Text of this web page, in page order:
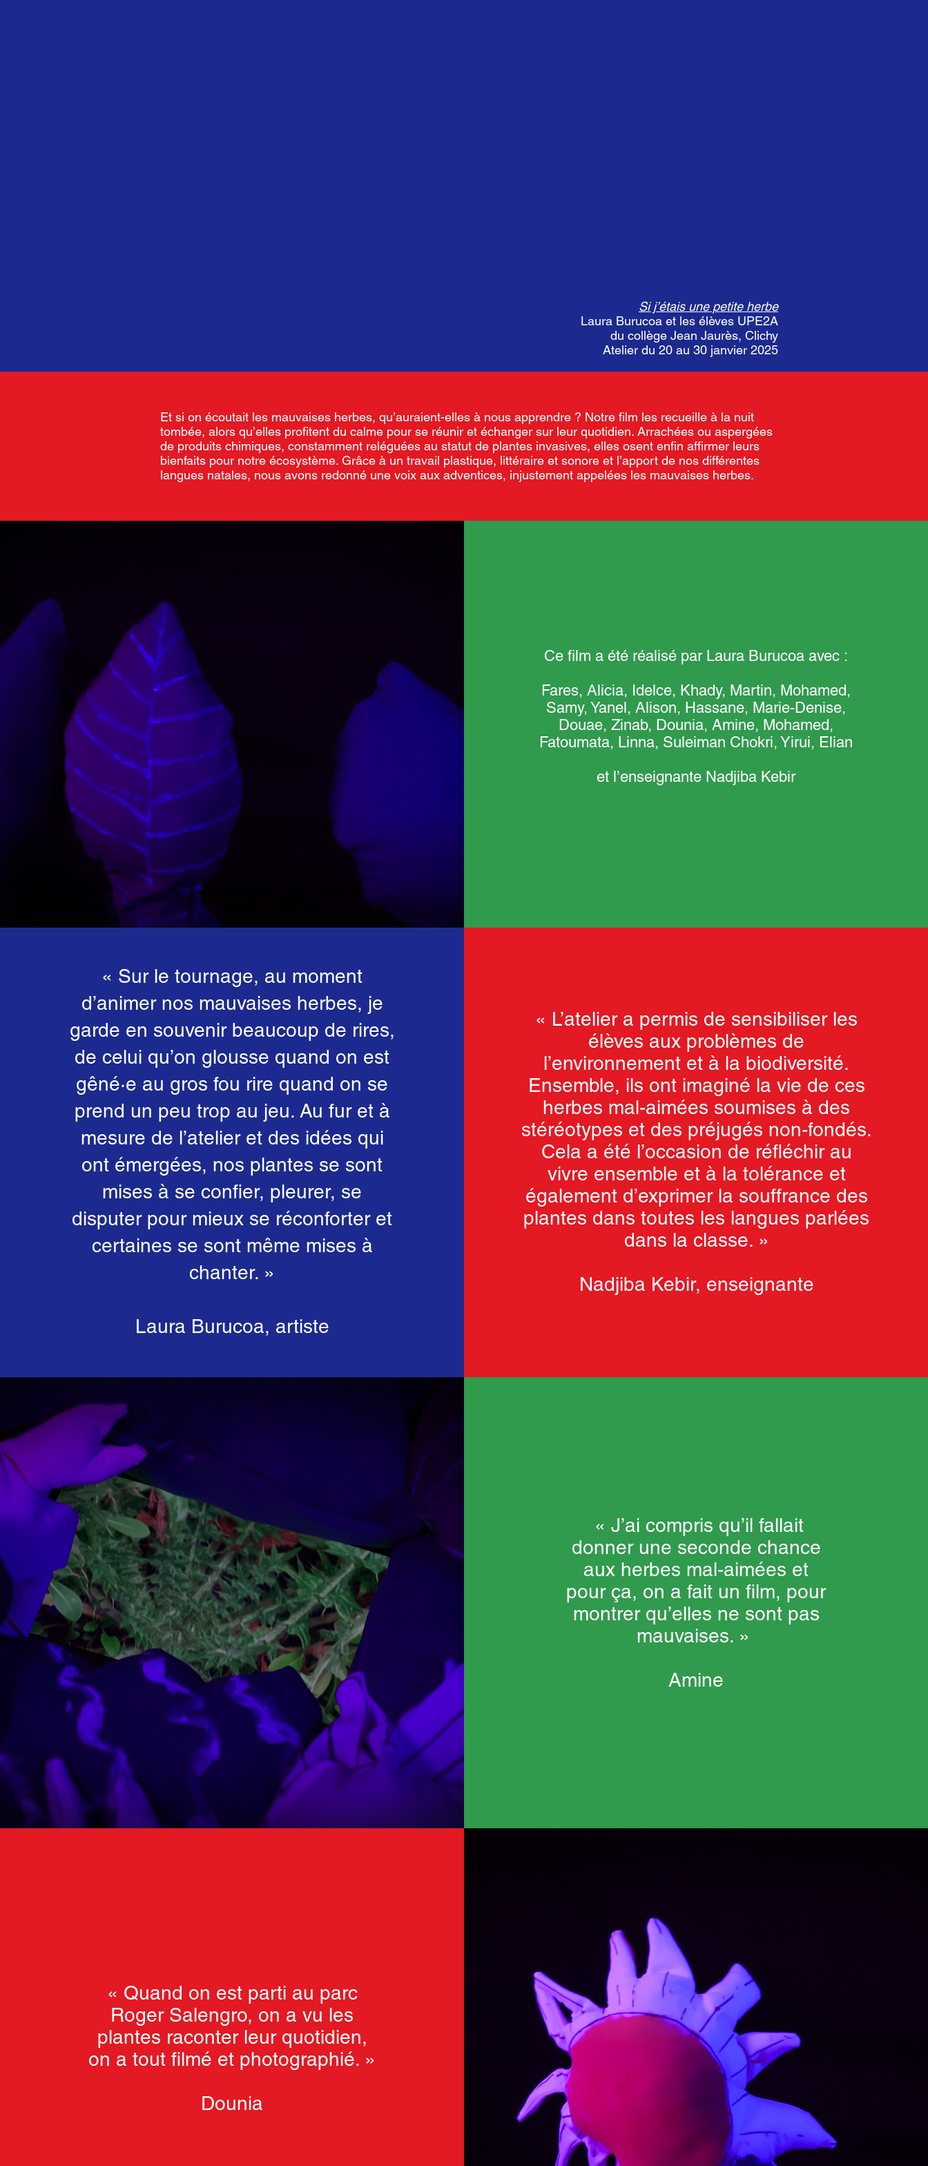
Si j’étais une petite herbe
Laura Burucoa et les élèves UPE2A
du collège Jean Jaurès, Clichy
Atelier du 20 au 30 janvier 2025
Et si on écoutait les mauvaises herbes, qu’auraient-elles à nous apprendre ? Notre film les recueille à la nuit
tombée, alors qu’elles profitent du calme pour se réunir et échanger sur leur quotidien. Arrachées ou aspergées
de produits chimiques, constamment reléguées au statut de plantes invasives, elles osent enfin affirmer leurs
bienfaits pour notre écosystème. Grâce à un travail plastique, littéraire et sonore et l’apport de nos différentes
langues natales, nous avons redonné une voix aux adventices, injustement appelées les mauvaises herbes.
Ce film a été réalisé par Laura Burucoa avec :
Fares, Alicia, Idelce, Khady, Martin, Mohamed,
Samy, Yanel, Alison, Hassane, Marie-Denise,
Douae, Zinab, Dounia, Amine, Mohamed,
Fatoumata, Linna, Suleiman Chokri, Yirui, Elian
et l’enseignante Nadjiba Kebir
« Sur le tournage, au moment
d’animer nos mauvaises herbes, je
garde en souvenir beaucoup de rires,
de celui qu’on glousse quand on est
gêné·e au gros fou rire quand on se
prend un peu trop au jeu. Au fur et à
mesure de l’atelier et des idées qui
ont émergées, nos plantes se sont
mises à se confier, pleurer, se
disputer pour mieux se réconforter et
certaines se sont même mises à
chanter. »
Laura Burucoa, artiste
« L’atelier a permis de sensibiliser les
élèves aux problèmes de
l’environnement et à la biodiversité.
Ensemble, ils ont imaginé la vie de ces
herbes mal-aimées soumises à des
stéréotypes et des préjugés non-fondés.
Cela a été l’occasion de réfléchir au
vivre ensemble et à la tolérance et
également d’exprimer la souffrance des
plantes dans toutes les langues parlées
dans la classe. »
Nadjiba Kebir, enseignante
« J’ai compris qu’il fallait
donner une seconde chance
aux herbes mal-aimées et
pour ça, on a fait un film, pour
montrer qu’elles ne sont pas
mauvaises. »
Amine
« Quand on est parti au parc
Roger Salengro, on a vu les
plantes raconter leur quotidien,
on a tout filmé et photographié. »
Dounia